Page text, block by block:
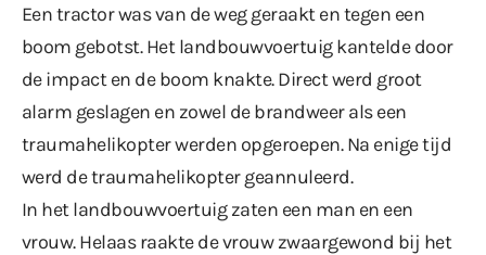
Een tractor was van de weg geraakt en tegen een
boom gebotst. Het landbouwvoertuig kantelde door
de impact en de boom knakte. Direct werd groot
alarm geslagen en zowel de brandweer als een
traumahelikopter werden opgeroepen. Na enige tijd
werd de traumahelikopter geannuleerd.
In het landbouwvoertuig zaten een man en een
vrouw. Helaas raakte de vrouw zwaargewond bij het